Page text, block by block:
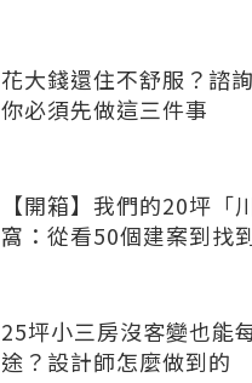
花大錢還住不舒服？諮
你必須先做這三件事
【開箱】我們的20坪「
窩：從看50個建案到找
25坪小三房沒客變也能
途？設計師怎麼做到的